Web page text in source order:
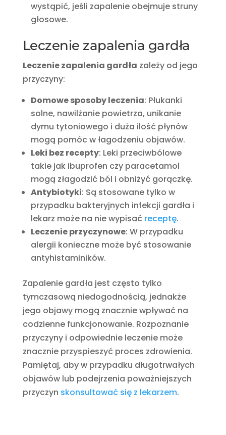
wystąpić, jeśli zapalenie obejmuje struny
głosowe.
Leczenie zapalenia gardła
Leczenie zapalenia gardła zależy od jego
przyczyny:
Domowe sposoby leczenia: Płukanki
solne, nawilżanie powietrza, unikanie
dymu tytoniowego i duża ilość płynów
mogą pomóc w łagodzeniu objawów.
Leki bez recepty: Leki przeciwbólowe
takie jak ibuprofen czy paracetamol
mogą złagodzić ból i obniżyć gorączkę.
Antybiotyki: Są stosowane tylko w
przypadku bakteryjnych infekcji gardła i
lekarz może na nie wypisać receptę.
Leczenie przyczynowe: W przypadku
alergii konieczne może być stosowanie
antyhistaminików.
Zapalenie gardła jest często tylko
tymczasową niedogodnością, jednakże
jego objawy mogą znacznie wpływać na
codzienne funkcjonowanie. Rozpoznanie
przyczyny i odpowiednie leczenie może
znacznie przyspieszyć proces zdrowienia.
Pamiętaj, aby w przypadku długotrwałych
objawów lub podejrzenia poważniejszych
przyczyn skonsultować się z lekarzem.